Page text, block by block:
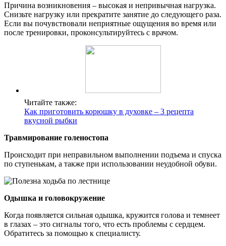
Причина возникновения ‒ высокая и непривычная нагрузка.
Снизьте нагрузку или прекратите занятие до следующего раза.
Если вы почувствовали неприятные ощущения во время или
после тренировки, проконсультируйтесь с врачом.
Читайте также:
Как приготовить корюшку в духовке – 3 рецепта
вкусной рыбки
Травмирование голеностопа
Происходит при неправильном выполнении подъема и спуска
по ступенькам, а также при использовании неудобной обуви.
Одышка и головокружение
Когда появляется сильная одышка, кружится голова и темнеет
в глазах ‒ это сигналы того, что есть проблемы с сердцем.
Обратитесь за помощью к специалисту.